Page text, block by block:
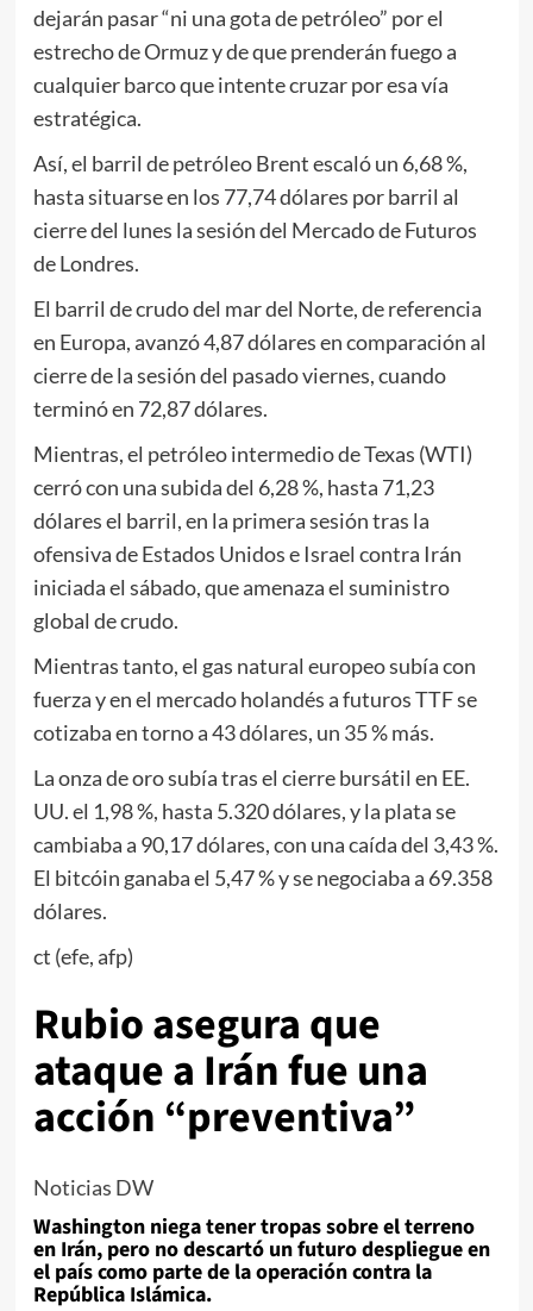
dejarán pasar “ni una gota de petróleo” por el
estrecho de Ormuz y de que prenderán fuego a
cualquier barco que intente cruzar por esa vía
estratégica.
Así, el barril de petróleo Brent escaló un 6,68 %,
hasta situarse en los 77,74 dólares por barril al
cierre del lunes la sesión del Mercado de Futuros
de Londres.
El barril de crudo del mar del Norte, de referencia
en Europa, avanzó 4,87 dólares en comparación al
cierre de la sesión del pasado viernes, cuando
terminó en 72,87 dólares.
Mientras, el petróleo intermedio de Texas (WTI)
cerró con una subida del 6,28 %, hasta 71,23
dólares el barril, en la primera sesión tras la
ofensiva de Estados Unidos e Israel contra Irán
iniciada el sábado, que amenaza el suministro
global de crudo.
Mientras tanto, el gas natural europeo subía con
fuerza y en el mercado holandés a futuros TTF se
cotizaba en torno a 43 dólares, un 35 % más.
La onza de oro subía tras el cierre bursátil en EE.
UU. el 1,98 %, hasta 5.320 dólares, y la plata se
cambiaba a 90,17 dólares, con una caída del 3,43 %.
El bitcóin ganaba el 5,47 % y se negociaba a 69.358
dólares.
ct (efe, afp)
Rubio asegura que
ataque a Irán fue una
acción “preventiva”
Noticias DW
Washington niega tener tropas sobre el terreno
en Irán, pero no descartó un futuro despliegue en
el país como parte de la operación contra la
República Islámica.